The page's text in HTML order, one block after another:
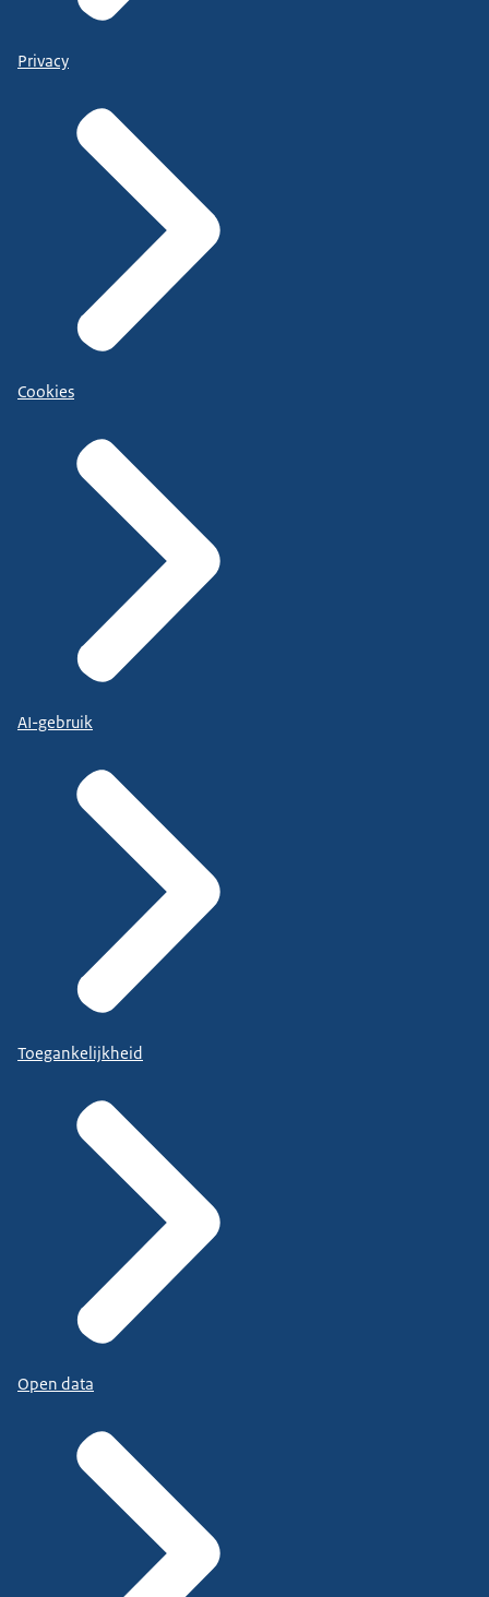
Privacy
Cookies
AI-gebruik
Toegankelijkheid
Open data